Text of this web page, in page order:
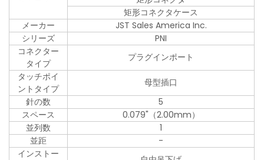
矩形コネクタケース
メーカー
JST Sales America Inc.
シリーズ
PNI
コネクター
タイプ
プラグインポート
タッチポイ
ントタイプ
母型插口
針の数
5
スペース
0.079"（2.00mm）
並列数
1
並距
-
インストー